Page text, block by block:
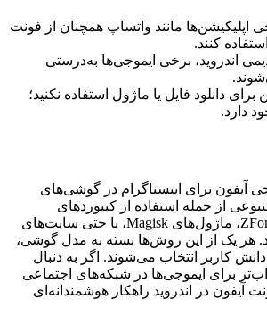
مانند واتساپ همچنان از فونت
کنند.
اندروید، برخی ایموجی‌ها به‌درستی
برای دانلود فایل یا ماژول استفاده نکنید؛
دارد.
آیفون برای اینستاگرام در گوشی‌های
از جمله استفاده از کیبوردهای
سفارشی، اپلیکیشن ZFont، ماژول‌های Magisk، یا حتی سایت‌های
هر یک از این روش‌ها بسته به مدل گوشی،
کاربر انتخاب می‌شوند. اگر به دنبال
برای ایموجی‌ها در شبکه‌های اجتماعی
آیفون در اندروید راهکار هوشمندانه‌ای